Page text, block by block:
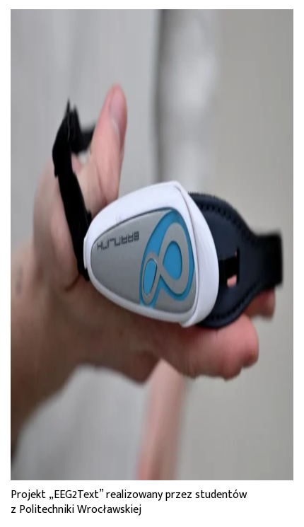
Projekt „EEG2Text” realizowany przez studentów
z Politechniki Wrocławskiej